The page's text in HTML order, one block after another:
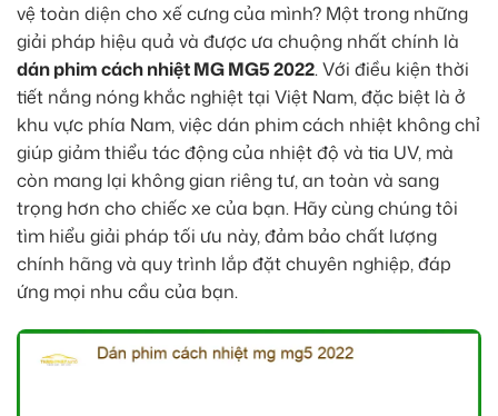
vệ toàn diện cho xế cưng của mình? Một trong những
giải pháp hiệu quả và được ưa chuộng nhất chính là
dán phim cách nhiệt MG MG5 2022. Với điều kiện thời
tiết nắng nóng khắc nghiệt tại Việt Nam, đặc biệt là ở
khu vực phía Nam, việc dán phim cách nhiệt không chỉ
giúp giảm thiểu tác động của nhiệt độ và tia UV, mà
còn mang lại không gian riêng tư, an toàn và sang
trọng hơn cho chiếc xe của bạn. Hãy cùng chúng tôi
tìm hiểu giải pháp tối ưu này, đảm bảo chất lượng
chính hãng và quy trình lắp đặt chuyên nghiệp, đáp
ứng mọi nhu cầu của bạn.